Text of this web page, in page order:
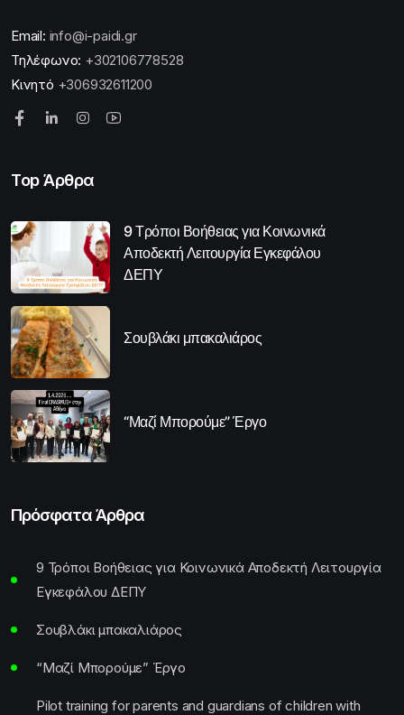
Email: info@i-paidi.gr
Τηλέφωνο: +302106778528
Κινητό +306932611200
Top Άρθρα
9 Τρόποι Βοήθειας για Κοινωνικά
Αποδεκτή Λειτουργία Εγκεφάλου
ΔΕΠΥ
Σουβλάκι μπακαλιάρος
“Μαζί Μπορούμε” Έργο
Πρόσφατα Άρθρα
9 Τρόποι Βοήθειας για Κοινωνικά Αποδεκτή Λειτουργία
Εγκεφάλου ΔΕΠΥ
Σουβλάκι μπακαλιάρος
“Μαζί Μπορούμε” Έργο
Pilot training for parents and guardians of children with